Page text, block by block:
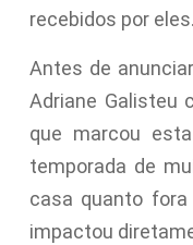
recebidos por eles.
Antes de
Adriane Galisteu
que marcou
temporada de
casa quanto fora
impactou